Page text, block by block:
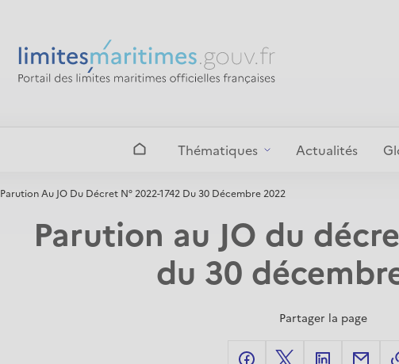
Thématiques Actualités
Parution Au JO Du Décret N° 2022-1742 Du 30 Décembre 2022
Parution au JO du
du 30
Partager la page
facebook linkedIn